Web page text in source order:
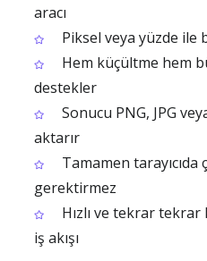
aracı
Piksel veya yüzde ile
Hem küçültme hem
destekler
Sonucu PNG, JPG
aktarır
Tamamen tarayıcıda
gerektirmez
Hızlı ve tekrar
iş akışı